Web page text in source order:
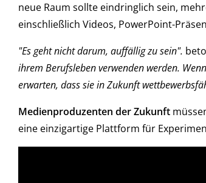
neue Raum sollte eindringlich sein,
einschließlich Videos, PowerPoint-
"Es geht nicht darum, auffällig zu sein".
ihrem Berufsleben verwenden werden.
erwarten, dass sie in Zukunft
Medienproduzenten der Zukunft
eine einzigartige Plattform für